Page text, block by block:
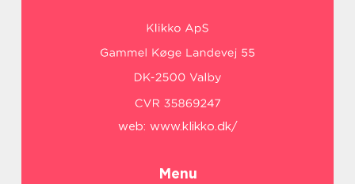
web: www.klikko.dk/
Menu